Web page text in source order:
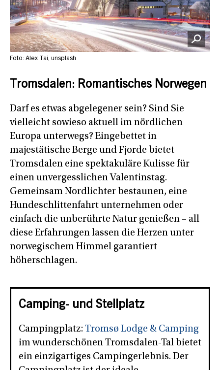
Foto: Alex Tai, unsplash
Tromsdalen: Romantisches Norwegen
Darf es etwas abgelegener sein? Sind Sie
vielleicht sowieso aktuell im nördlichen
Europa unterwegs? Eingebettet in
majestätische Berge und Fjorde bietet
Tromsdalen eine spektakuläre Kulisse für
einen unvergesslichen Valentinstag.
Gemeinsam Nordlichter bestaunen, eine
Hundeschlittenfahrt unternehmen oder
einfach die unberührte Natur genießen – all
diese Erfahrungen lassen die Herzen unter
norwegischem Himmel garantiert
höherschlagen.
Camping- und Stellplatz
Campingplatz: Tromsø Lodge & Camping
im wunderschönen Tromsdalen-Tal bietet
ein einzigartiges Campingerlebnis. Der